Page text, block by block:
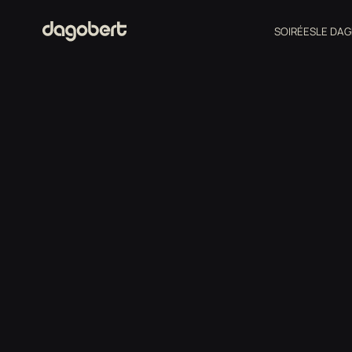
SOIRÉESLE DAG